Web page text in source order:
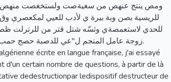
ومص ينتج عنهص من سغيةصت ولستخغصت منهص
للريسية بصن وبة بيرة ي لأدب للعيي لمكعصري
للحدي لاستعمصةي وثسّه شتل قتر من للرترلت
زوجة عامل المنجم ل"عي للدصبة حصج
écrite en langue française, j'ai essayé
d'un certain nombre de questions, à partir de là
dedestructionpar ledispositif destructeur de